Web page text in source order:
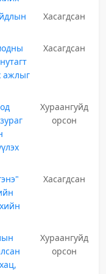
Хасагдсан
ажлыг
Хасагдсан
Хураангуйд
орсон
Хасагдсан
Хураангуйд
орсон